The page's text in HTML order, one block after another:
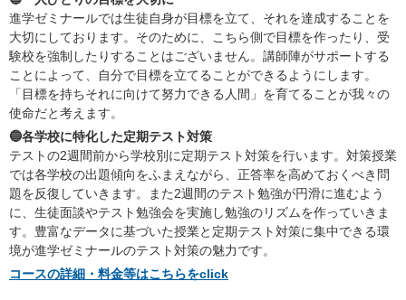
進学ゼミナールでは生徒自身が目標を立て、それを達成することを
大切にしております。そのために、こちら側で目標を作ったり、受
験校を強制したりすることはございません。講師陣がサポートする
ことによって、自分で目標を立てることができるようにします。
「目標を持ちそれに向けて努力できる人間」を育てることが我々の
使命だと考えます。
🔵各学校に特化した定期テスト対策
テストの2週間前から学校別に定期テスト対策を行います。対策授業
では各学校の出題傾向をふまえながら、正答率を高めておくべき問
題を反復していきます。また2週間のテスト勉強が円滑に進むよう
に、生徒面談やテスト勉強会を実施し勉強のリズムを作っていきま
す。豊富なデータに基づいた授業と定期テスト対策に集中できる環
境が進学ゼミナールのテスト対策の魅力です。
コースの詳細・料金等はこちらをclick